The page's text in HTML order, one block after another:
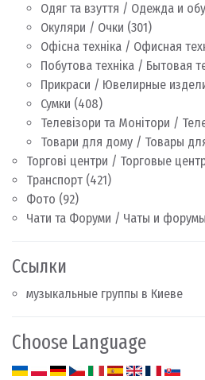
Одяг та взуття / Одежда и
Окуляри / Очки (301)
Офісна техніка / Офисная
Побутова техніка / Бытовая
Прикраси / Ювелирные
Сумки (408)
Телевізори та Монітори /
Товари для дому / Товары
Торгові центри / Торговые
Транспорт (421)
Фото (92)
Чати та Форуми / Чаты и форумы
Ссылки
музыкальные группы в Киеве
Choose Language